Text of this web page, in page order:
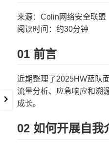
来源：Colin网络安全联盟
阅读时间：约30分钟
01 前言
近期整理了2025HW蓝队
流量分析、应急响应和溯
成长。
02 如何开展自我